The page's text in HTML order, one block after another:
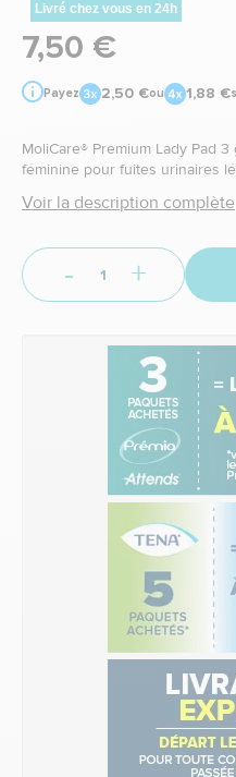
Livré chez vous en 24h
7,50 €
Payez 2,50 €ou 1,88 €
MoliCare® Premium Lady Pad
féminine pour fuites urinaires
Voir la description complète
- +